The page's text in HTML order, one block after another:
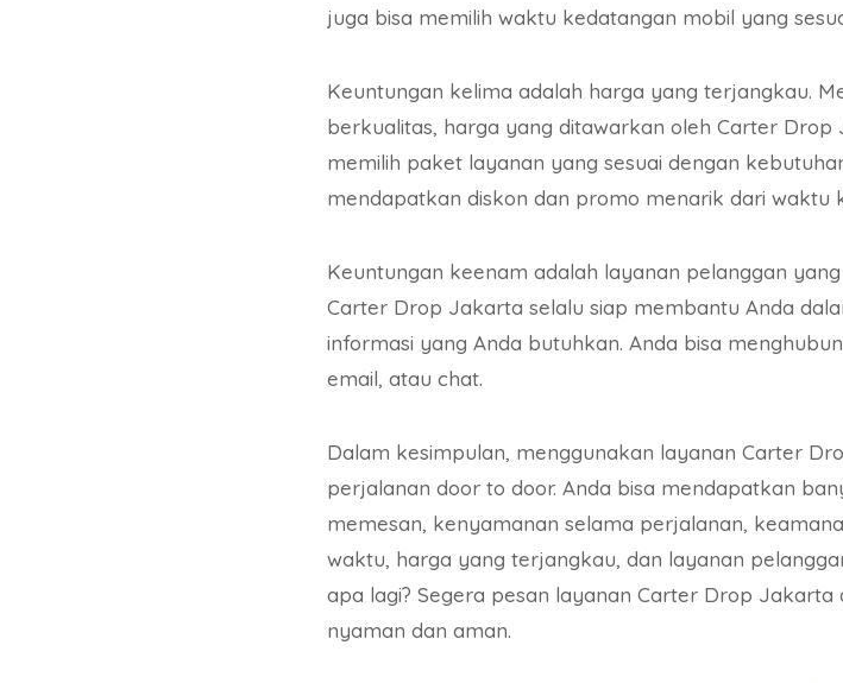
juga bisa memilih waktu kedatangan mobil yang
Keuntungan kelima adalah harga yang terjangkau.
berkualitas, harga yang ditawarkan oleh Carter
memilih paket layanan yang sesuai dengan
mendapatkan diskon dan promo menarik dari waktu
Keuntungan keenam adalah layanan pelanggan
Carter Drop Jakarta selalu siap membantu Anda
informasi yang Anda butuhkan. Anda bisa
email, atau chat.
Dalam kesimpulan, menggunakan layanan Carter
perjalanan door to door. Anda bisa mendapatkan
memesan, kenyamanan selama perjalanan,
waktu, harga yang terjangkau, dan layanan
apa lagi? Segera pesan layanan Carter Drop
nyaman dan aman.